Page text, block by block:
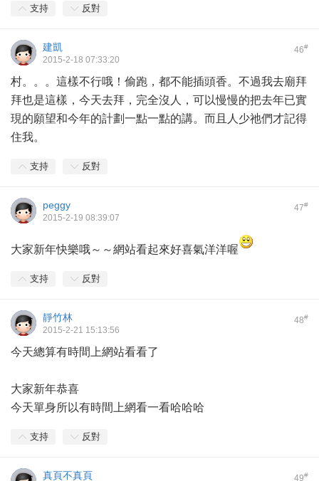
支持 反對
46#
建凱
2015-2-18 07:33:20
村。。。這樣不行哦！偷跑，都不能插頭香。不過我去廟拜
拜也是這樣，今天去拜，完全沒人，可以慢慢的把去年已實
現的願望和今年的計劃一點一點的講。而且人少祂們才記得
住我。
支持 反對
47#
peggy
2015-2-19 08:39:07
大家新年快樂哦～～網站看起來好喜氣洋洋喔
支持 反對
48#
靜竹林
2015-2-21 15:13:56
今天總算有時間上網站看看了
大家新年恭喜
今天單身所以有時間上網看一看哈哈哈
支持 反對
49#
真頁不真頁